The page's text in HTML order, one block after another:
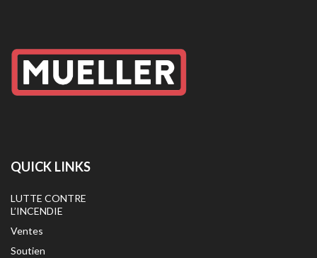
QUICK LINKS
LUTTE CONTRE
L’INCENDIE
Ventes
Soutien